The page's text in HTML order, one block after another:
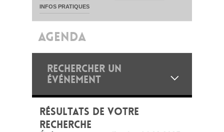
INFOS PRATIQUES
AGENDA
RECHERCHER UN
ÉVÉNEMENT
RÉSULTATS DE VOTRE
RECHERCHE